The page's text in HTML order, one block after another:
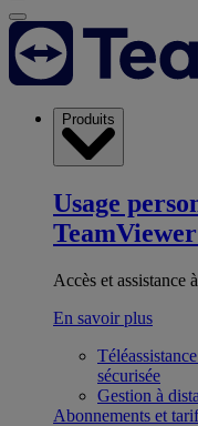
Produits
Usage
Accès et assistance
En savoir plus
Téléassistance
sécurisée
Gestion à
Abonnements et